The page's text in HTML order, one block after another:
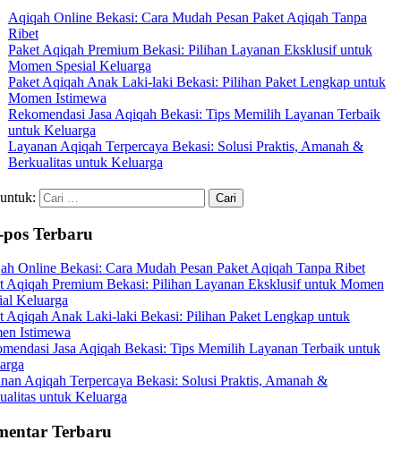
Aqiqah Online Bekasi: Cara Mudah Pesan Paket Aqiqah Tanpa
Ribet
Paket Aqiqah Premium Bekasi: Pilihan Layanan Eksklusif untuk
Momen Spesial Keluarga
Paket Aqiqah Anak Laki-laki Bekasi: Pilihan Paket Lengkap untuk
Momen Istimewa
Rekomendasi Jasa Aqiqah Bekasi: Tips Memilih Layanan Terbaik
untuk Keluarga
Layanan Aqiqah Terpercaya Bekasi: Solusi Praktis, Amanah &
Berkualitas untuk Keluarga
pos Terbaru
Online Bekasi: Cara Mudah Pesan Paket Aqiqah Tanpa Ribet
Aqiqah Premium Bekasi: Pilihan Layanan Eksklusif untuk Momen
Keluarga
Aqiqah Anak Laki-laki Bekasi: Pilihan Paket Lengkap untuk
Istimewa
Jasa Aqiqah Bekasi: Tips Memilih Layanan Terbaik untuk
Aqiqah Terpercaya Bekasi: Solusi Praktis, Amanah &
untuk Keluarga
Terbaru